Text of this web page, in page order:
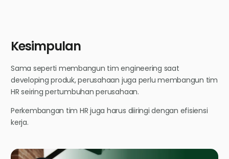
Kesimpulan
Sama seperti membangun tim engineering saat
developing produk, perusahaan juga perlu membangun tim
HR seiring pertumbuhan perusahaan.
Perkembangan tim HR juga harus diiringi dengan efisiensi
kerja.